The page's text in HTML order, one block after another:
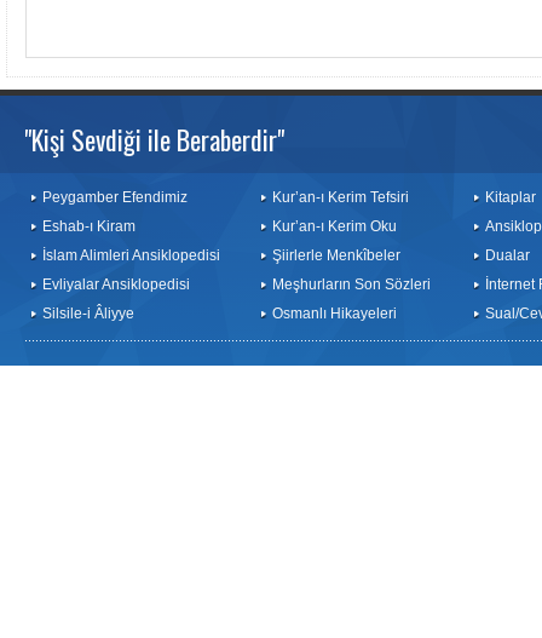
"Kişi Sevdiği ile Beraberdir"
Peygamber Efendimiz
Eshab-ı Kiram
İslam Alimleri Ansiklopedisi
Evliyalar Ansiklopedisi
Silsile-i Âliyye
Kur’an-ı Kerim Tefsiri
Kur’an-ı Kerim Oku
Şiirlerle Menkîbeler
Meşhurların Son Sözleri
Osmanlı Hikayeleri
Kitaplar
Dualar
İnternet
Sual/